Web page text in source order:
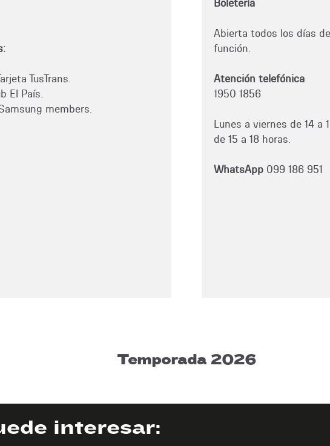
TusTrans.
El País.
members.
Boletería
Abierta todos los días
función.
Atención telefónica
1950 1856
Lunes a viernes de 14 a
de 15 a 18 horas.
WhatsApp 099 186 951
Temporada 2026
interesar: